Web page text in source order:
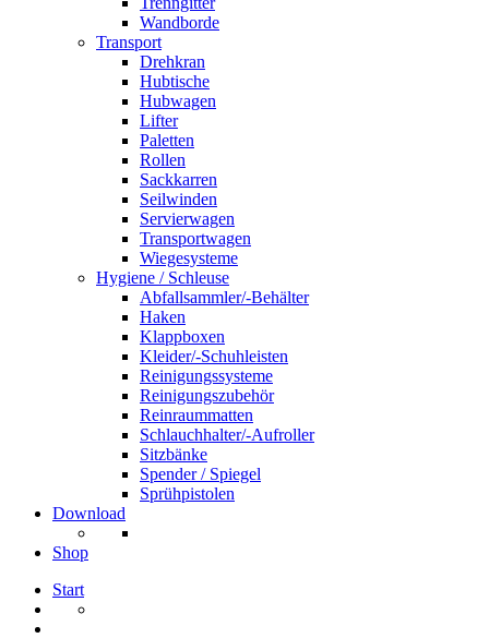
Wandborde
Transport
Drehkran
Hubtische
Hubwagen
Lifter
Paletten
Rollen
Sackkarren
Seilwinden
Servierwagen
Transportwagen
Wiegesysteme
Hygiene / Schleuse
Abfallsammler/-Behälter
Haken
Klappboxen
Kleider/-Schuhleisten
Reinigungssysteme
Reinigungszubehör
Reinraummatten
Schlauchhalter/-Aufroller
Sitzbänke
Spender / Spiegel
Sprühpistolen
Download
Shop
Start